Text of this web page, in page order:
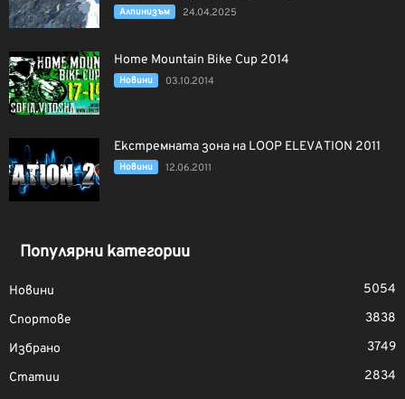
Алпинизъм 24.04.2025
Home Mountain Bike Cup 2014
Новини 03.10.2014
Екстремната зона на LOOP ELEVATION 2011
Новини 12.06.2011
Популярни категории
Новини
5054
Спортове
3838
Избрано
3749
Статии
2834